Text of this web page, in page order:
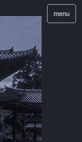
menu